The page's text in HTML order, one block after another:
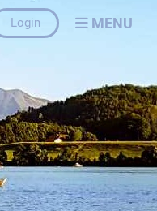
Login MENU